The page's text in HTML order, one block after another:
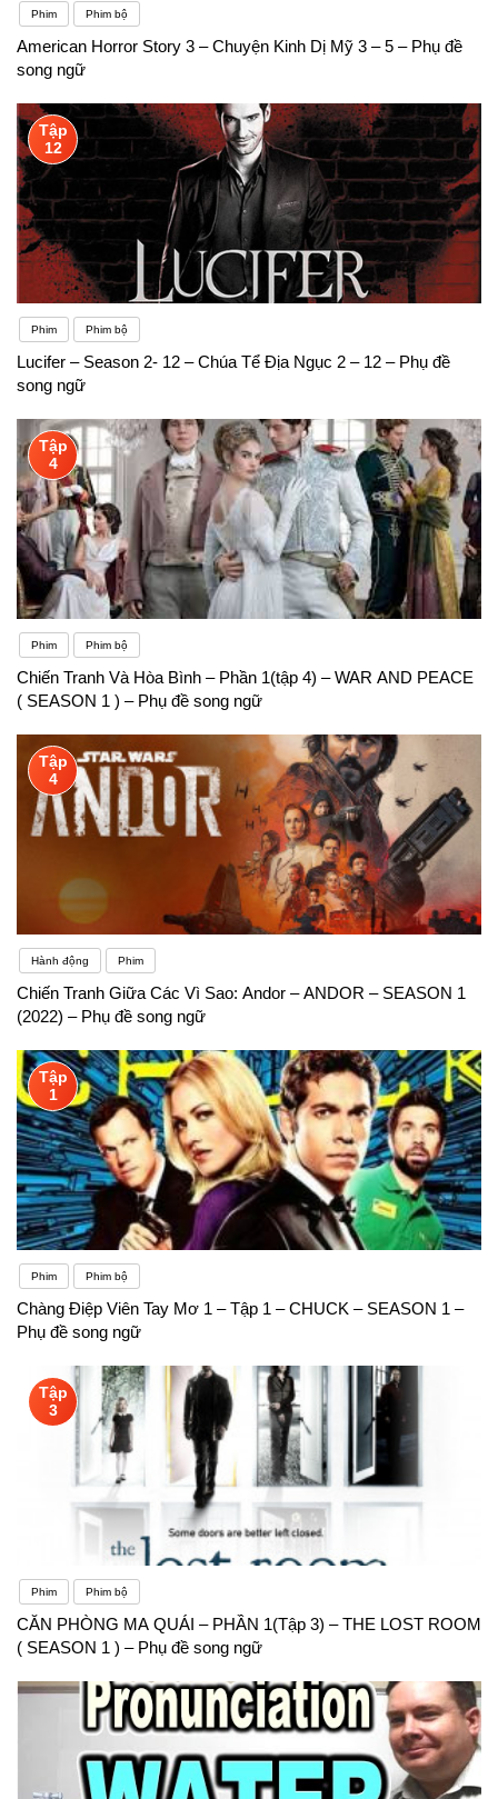
Phim Phim bộ
American Horror Story 3 – Chuyện Kinh Dị Mỹ 3 – 5 – Phụ đề
song ngữ
Tập
12
Phim Phim bộ
Lucifer – Season 2- 12 – Chúa Tể Địa Ngục 2 – 12 – Phụ đề
song ngữ
Tập
4
Phim Phim bộ
Chiến Tranh Và Hòa Bình – Phần 1(tập 4) – WAR AND PEACE
( SEASON 1 ) – Phụ đề song ngữ
Tập
4
Hành động Phim
Chiến Tranh Giữa Các Vì Sao: Andor – ANDOR – SEASON 1
(2022) – Phụ đề song ngữ
Tập
1
Phim Phim bộ
Chàng Điệp Viên Tay Mơ 1 – Tập 1 – CHUCK – SEASON 1 –
Phụ đề song ngữ
Tập
3
Phim Phim bộ
CĂN PHÒNG MA QUÁI – PHẦN 1(Tập 3) – THE LOST ROOM
( SEASON 1 ) – Phụ đề song ngữ